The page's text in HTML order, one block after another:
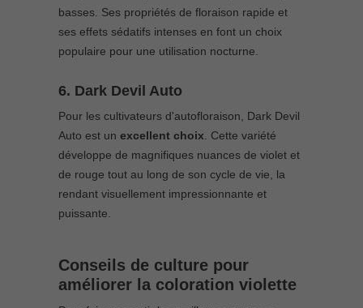
basses. Ses propriétés de floraison rapide et
ses effets sédatifs intenses en font un choix
populaire pour une utilisation nocturne.
6. Dark Devil Auto
Pour les cultivateurs d'autofloraison, Dark Devil
Auto est un excellent choix . Cette variété
développe de magnifiques nuances de violet et
de rouge tout au long de son cycle de vie, la
rendant visuellement impressionnante et
puissante.
Conseils de culture pour
améliorer la coloration violette